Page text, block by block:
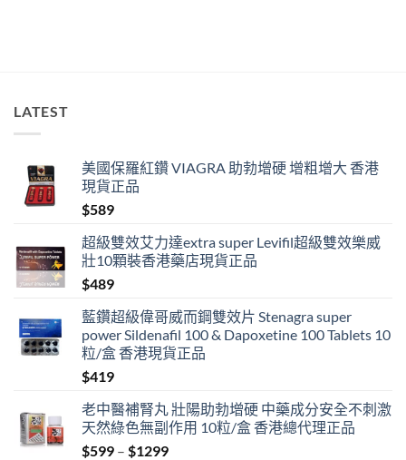
LATEST
美國保羅紅鑽 VIAGRA 助勃增硬 增粗增大 香港
現貨正品
$589
超級雙效艾力達extra super Levifil超級雙效樂威
壯10顆裝香港藥店現貨正品
$489
藍鑽超級偉哥威而鋼雙效片 Stenagra super
power Sildenafil 100 & Dapoxetine 100 Tablets 10
粒/盒 香港現貨正品
$419
老中醫補腎丸 壯陽助勃增硬 中藥成分安全不刺激
天然綠色無副作用 10粒/盒 香港總代理正品
$599 – $1299Price